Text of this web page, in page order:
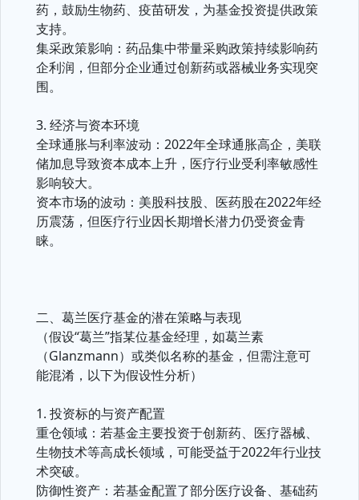
药，鼓励生物药、疫苗研发，为基金投资提供政策
支持。
集采政策影响：药品集中带量采购政策持续影响药
企利润，但部分企业通过创新药或器械业务实现突
围。
3. 经济与资本环境
全球通胀与利率波动：2022年全球通胀高企，美联
储加息导致资本成本上升，医疗行业受利率敏感性
影响较大。
资本市场的波动：美股科技股、医药股在2022年经
历震荡，但医疗行业因长期增长潜力仍受资金青
睐。
二、葛兰医疗基金的潜在策略与表现
（假设“葛兰”指某位基金经理，如葛兰素
（Glanzmann）或类似名称的基金，但需注意可
能混淆，以下为假设性分析）
1. 投资标的与资产配置
重仓领域：若基金主要投资于创新药、医疗器械、
生物技术等高成长领域，可能受益于2022年行业技
术突破。
防御性资产：若基金配置了部分医疗设备、基础药